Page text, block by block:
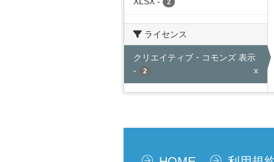
2
ライセンス
クリエイティブ・コモンズ 表示
-
2 x